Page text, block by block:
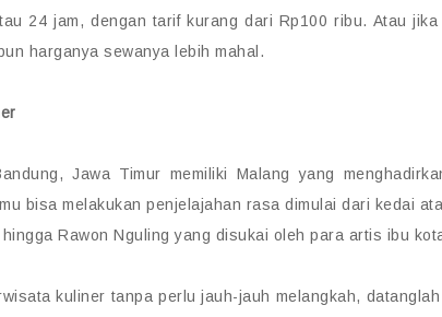
24 jam, dengan tarif kurang dari Rp100 ribu. Atau
harganya sewanya lebih mahal.
Jawa Timur memiliki Malang yang
bisa melakukan penjelajahan rasa dimulai dari kedai
Rawon Nguling yang disukai oleh para artis ibu
kuliner tanpa perlu jauh-jauh melangkah,